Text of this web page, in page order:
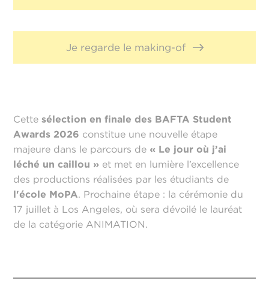
Je regarde le making-of
Cettesélection en finale des BAFTA Student
Awards 2026 constitue une nouvelle étape
majeure dans le parcours de « Le jour où j’ai
léché un caillou » et met en lumière l’excellence
des productions réalisées par les étudiants de
l'école MoPA. Prochaine étape : la cérémonie du
17 juillet à Los Angeles, où sera dévoilé le lauréat
de la catégorie ANIMATION.